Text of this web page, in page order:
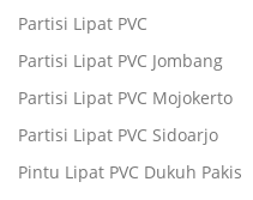
Partisi Lipat PVC
Partisi Lipat PVC Jombang
Partisi Lipat PVC Mojokerto
Partisi Lipat PVC Sidoarjo
Pintu Lipat PVC Dukuh Pakis